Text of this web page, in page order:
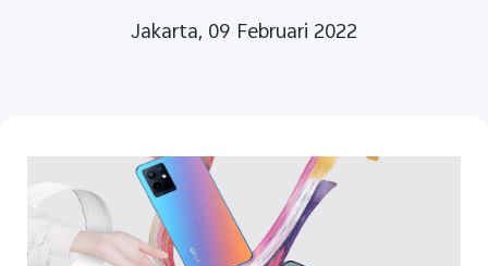
Indonesia | Pilih negara/wilayah
Jakarta, 09 Februari 2022